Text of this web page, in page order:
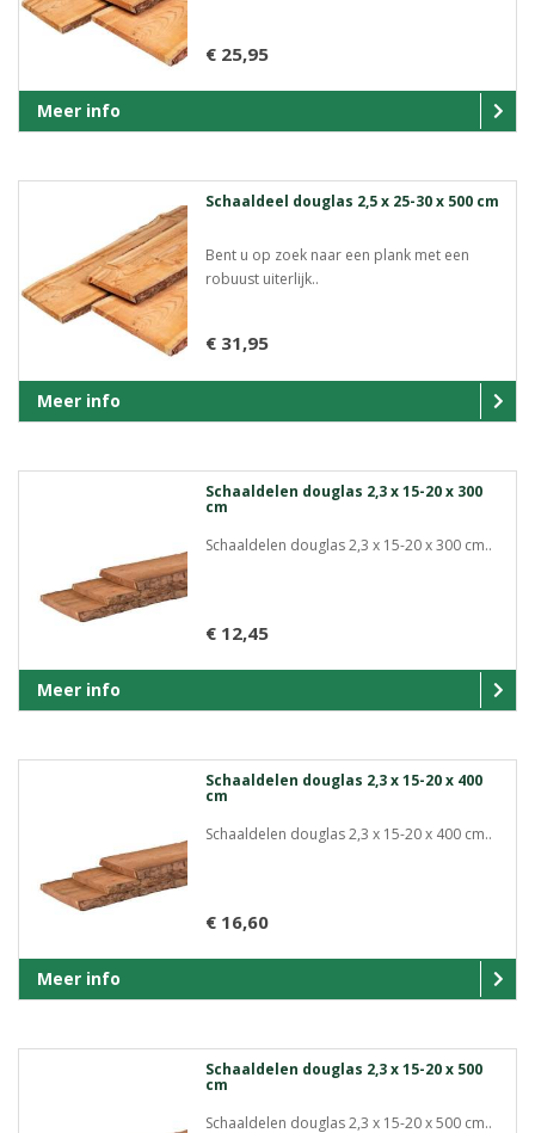
€ 25,95
Meer info
Schaaldeel douglas 2,5 x 25-30 x 500 cm
Bent u op zoek naar een plank met een
robuust uiterlijk..
€ 31,95
Meer info
Schaaldelen douglas 2,3 x 15-20 x 300
cm
Schaaldelen douglas 2,3 x 15-20 x 300 cm..
€ 12,45
Meer info
Schaaldelen douglas 2,3 x 15-20 x 400
cm
Schaaldelen douglas 2,3 x 15-20 x 400 cm..
€ 16,60
Meer info
Schaaldelen douglas 2,3 x 15-20 x 500
cm
Schaaldelen douglas 2,3 x 15-20 x 500 cm..